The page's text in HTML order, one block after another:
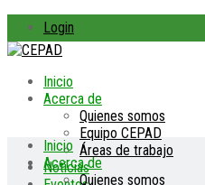
Login
Inicio
Acerca de
Quienes somos
Equipo CEPAD
Áreas de trabajo
Noticias
Inicio
Acerca de
Quienes somos